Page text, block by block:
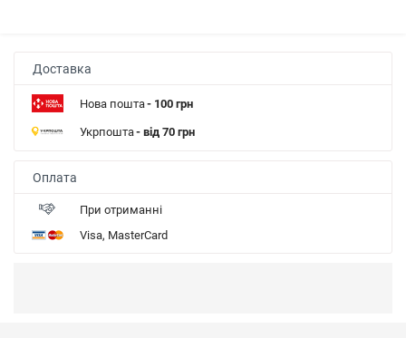
Доставка
Нова пошта- 100 грн
Укрпошта- від 70 грн
Оплата
При отриманні
Visa, MasterCard